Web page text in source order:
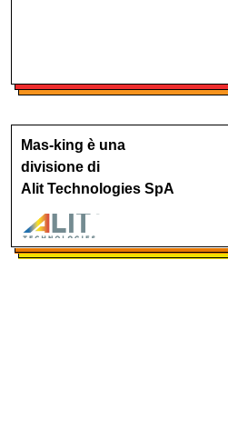
Mas-king è una
divisione di
Alit Technologies SpA